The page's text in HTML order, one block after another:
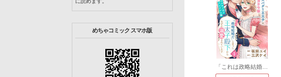
「これは政略結婚だ」と言った王太子殿下からなぜか溺愛されています(単話版)
めちゃコミック スマホ版